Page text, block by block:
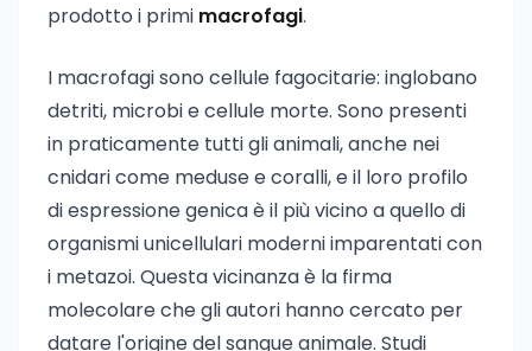
prodotto i primi macrofagi.
I macrofagi sono cellule fagocitarie: inglobano
detriti, microbi e cellule morte. Sono presenti
in praticamente tutti gli animali, anche nei
cnidari come meduse e coralli, e il loro profilo
di espressione genica è il più vicino a quello di
organismi unicellulari moderni imparentati con
i metazoi. Questa vicinanza è la firma
molecolare che gli autori hanno cercato per
datare l'origine del sangue animale. Studi